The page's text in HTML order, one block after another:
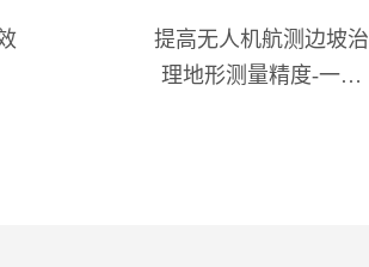
提高无人机航测边坡治
理地形测量精度-一等